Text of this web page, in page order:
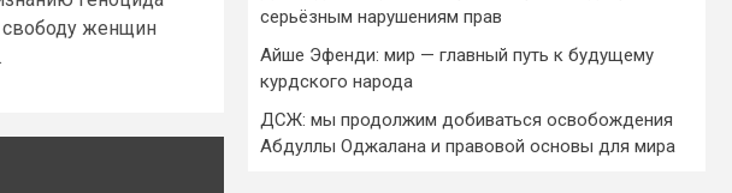
женщин
серьёзным нарушениям прав
Айше Эфенди: мир — главный путь к будущему
курдского народа
ДСЖ: мы продолжим добиваться освобождения
Абдуллы Оджалана и правовой основы для мира